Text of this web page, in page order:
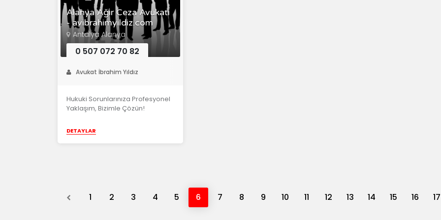
Alanya Ağır Ceza Avukatı
- avibrahimyildiz.com
Antalya Alanya
0 507 072 70 82
Avukat İbrahim Yıldız
Hukuki Sorunlarınıza Profesyonel
Yaklaşım, Bizimle Çözün!
DETAYLAR
Previous
1 2 3 4 5 6 7 8 9 10 11 12 13 14 15 16 17